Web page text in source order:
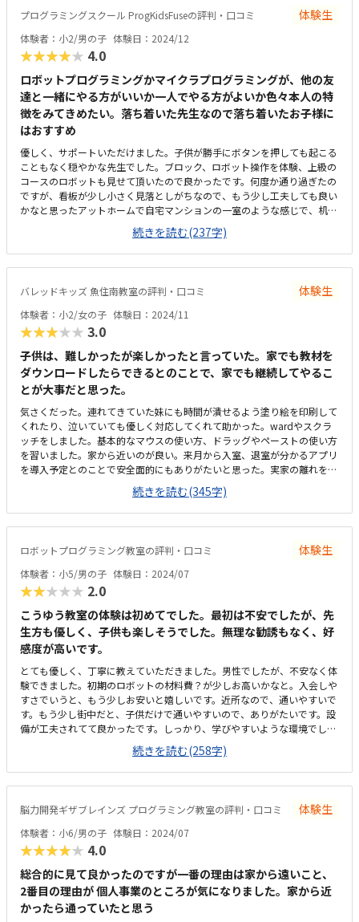
プログラミングスクール ProgKidsFuseの評判・口コミ 体験生
体験者：小2/男の子 体験日：2024/12
★★★★★ 4.0
ロボットプログラミングかマイクラプログラミングが、他の友
達と一緒にやる方がいいか一人でやる方がよいか色々本人の特
徴をみてきめたい。落ち着いた先生なので落ち着いたお子様に
はおすすめ
優しく、サポートいただけました。子供が勝手にボタンを押しても起こる
こともなく穏やかな先生でした。ブロック、ロボット操作を体験、上級の
コースのロボットも見せて頂いたので良かったです。何度か通り過ぎたの
ですが、看板が少し小さく見落としがちなので、もう少し工夫しても良い
かなと思ったアットホームで自宅マンションの一室のような感じで、机の
上にパソコンが置かれていてサンプルな感じ月2回で9000円は少し高いな
と感じたが、90分なので仕方ないかもとは思った。できれば毎週で12000
位
続きを読む(237字)
バレッドキッズ 魚住南教室の評判・口コミ 体験生
体験者：小2/女の子 体験日：2024/11
★★★★★ 3.0
子供は、難しかったが楽しかったと言っていた。家でも教材を
ダウンロードしたらできるとのことで、家でも継続してやるこ
とが大事だと思った。
気さくだった。連れてきていた妹にも時間が潰せるよう塗り絵を印刷して
くれたり、泣いていても優しく対応してくれて助かった。wardやスクラ
ッチをしました。基本的なマウスの使い方、ドラッグやペーストの使い方
を習いました。家から近いのが良い。来月から入室、退室が分かるアプリ
を導入予定とのことで安全面的にもありがたいと思った。実家の離れを使
っているとのこと。５名まで入室可とのこと。ヘッドフォンがいくつかあ
り、集中できる環境もあった。週1回で約1万円。振替はLINEでの可能との
こと。費用は低学年を考慮してもやや高いと思った。低学年から、試験に
挑んだりしてモチベーションの持続が出来ると思った。この学年だからこ
来るのが良いと思った。
続きを読む(345字)
ロボットプログラミング教室の評判・口コミ 体験生
体験者：小5/男の子 体験日：2024/07
★★★★★ 2.0
こうゆう教室の体験は初めてでした。最初は不安でしたが、先
生方も優しく、子供も楽しそうでした。無理な勧誘もなく、好
感度が高いです。
とても優しく、丁寧に教えていただきました。男性でしたが、不安なく体
験できました。初期のロボットの材料費？が少しお高いかなと。入会しや
すさでいうと、もう少しお安いと嬉しいです。近所なので、通いやすいで
す。もう少し街中だと、子供だけで通いやすいので、ありがたいです。設
備が工夫されてて良かったです。しっかり、学びやすいような環境でし
た。よかったです。教材費がちょっとお高いかな。月々の方は妥当な値段
かなと思います。必要な料金だと思います。先生が優しく、楽しく学べそ
うでした。子供は楽しかったーと嬉しそうに帰ってきました。
続きを読む(258字)
脳力開発ギザブレインズ プログラミング教室の評判・口コミ 体験生
体験者：小6/男の子 体験日：2024/07
★★★★★ 4.0
総合的に見て良かったのですが一番の理由は家から遠いこと、
2番目の理由が 個人事業のところが気になりました。家から近
かったら通っていたと思う